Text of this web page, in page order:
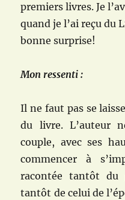
premiers livres. Je
quand je l’ai reçu du
bonne surprise!
Mon ressenti :
Il ne faut pas se
du livre. L’auteur
couple, avec ses
commencer à
racontée tantôt
tantôt de celui de